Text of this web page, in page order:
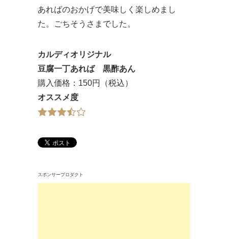
あればのおかげで美味しく楽しめまし
た。ごちそうさまでした。
カルディオリジナル
豆腐一丁あれば 黒酢あん
購入価格：150円（税込）
オススメ度
スポンサープロダクト